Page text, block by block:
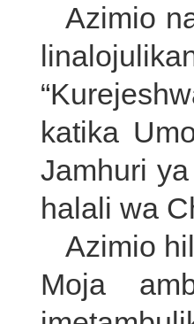
Azimio
katika
Jamhuri
halali wa
Azimio
Moja